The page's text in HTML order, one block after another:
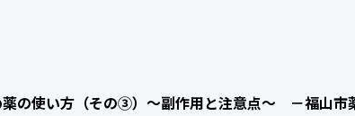
の使い方（その③）～副作用と注意点～ －福山市